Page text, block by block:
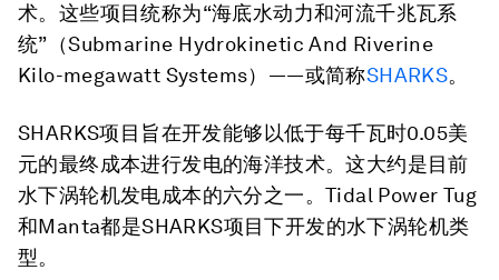
术。这些项目统称为“海底水动力和河流千兆瓦系
统”（Submarine Hydrokinetic And Riverine
Kilo-megawatt Systems）——或简称SHARKS。
SHARKS项目旨在开发能够以低于每千瓦时0.05美
元的最终成本进行发电的海洋技术。这大约是目前
水下涡轮机发电成本的六分之一。Tidal Power Tug
和Manta都是SHARKS项目下开发的水下涡轮机类
型。